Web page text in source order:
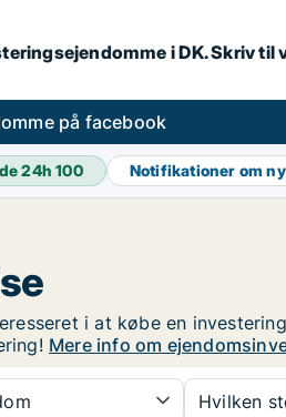
i DK. Skriv
på facebook
24h100 Notifikationer om
i at købe en
Mere info om
Hvilken